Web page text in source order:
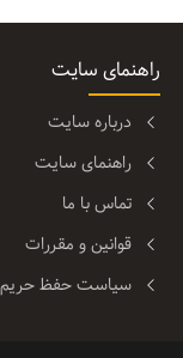
راهنمای سایت
درباره سایت
راهنمای سایت
تماس با ما
قوانین و مقررات
سیاست حفظ